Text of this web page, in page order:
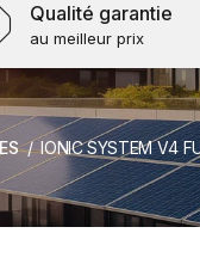
Qualité garantie
au meilleur prix
IONIC SYSTEM V4 FUSION